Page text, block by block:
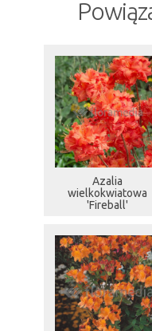
Azalia
wielkokwiatowa
'Fireball'